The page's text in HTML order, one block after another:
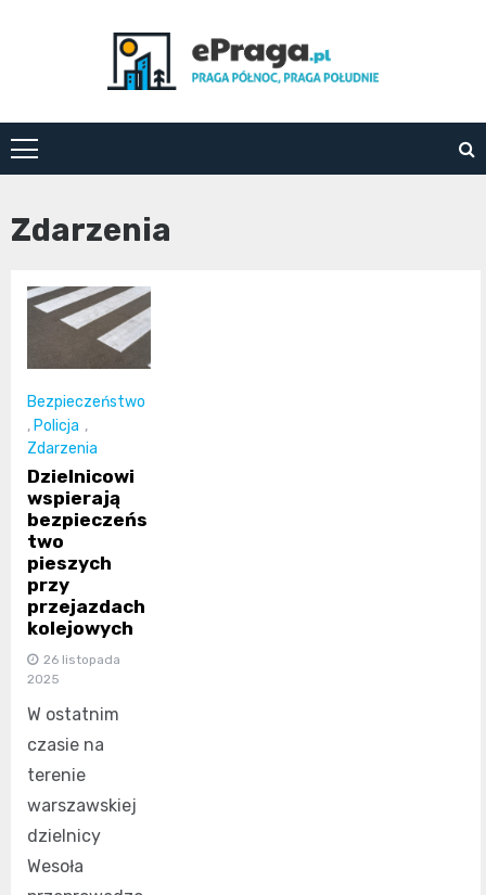
ePraga.pl
Zdarzenia
Bezpieczeństwo
, Policja ,
Zdarzenia
Dzielnicowi
wspierają
bezpieczeńs
two
pieszych
przy
przejazdach
kolejowych
26 listopada
2025
W ostatnim
czasie na
terenie
warszawskiej
dzielnicy
Wesoła